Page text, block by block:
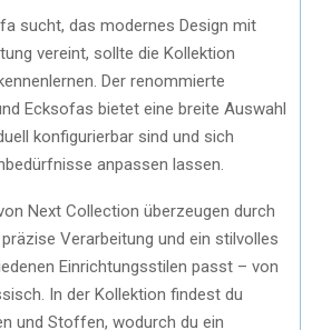
sucht, das modernes Design mit
vereint, sollte die Kollektion
Der renommierte
Ecksofas bietet eine breite Auswahl
konfigurierbar sind und sich
anpassen lassen.
Next Collection überzeugen durch
Verarbeitung und ein stilvolles
Einrichtungsstilen passt – von
In der Kollektion findest du
und Stoffen, wodurch du ein